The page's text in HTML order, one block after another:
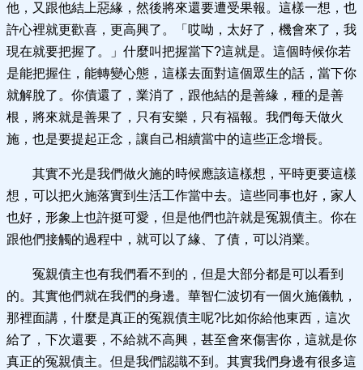
他，又跟他結上惡緣，然後將來還要遭受果報。這樣一想，也
許心裡就更歡喜，更高興了。「哎呦，太好了，機會來了，我
現在就要把握了。」什麼叫把握當下?這就是。這個時候你若
是能把握住，能轉變心態，這樣去面對這個眾生的話，當下你
就解脫了。你債還了，業消了，跟他結的是善緣，種的是善
根，將來就是善果了，只有安樂，只有福報。我們每天做火
施，也是要提起正念，讓自己相續當中的這些正念增長。
其實不光是我們做火施的時候應該這樣想，平時更要這樣
想，可以把火施落實到生活工作當中去。這些同事也好，家人
也好，形象上也許挺可愛，但是他們也許就是冤親債主。你在
跟他們接觸的過程中，就可以了緣、了債，可以消業。
冤親債主也有我們看不到的，但是大部分都是可以看到
的。其實他們就在我們的身邊。華智仁波切有一個火施儀軌，
那裡面講，什麼是真正的冤親債主呢?比如你給他東西，這次
給了，下次還要，不給就不高興，甚至會來傷害你，這就是你
真正的冤親債主。但是我們認識不到。其實我們身邊有很多這